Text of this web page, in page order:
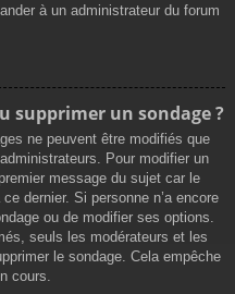
à un administrateur du forum
supprimer un sondage ?
ne peuvent être modifiés que
Pour modifier un
message du sujet car le
dernier. Si personne n’a encore
ou de modifier ses options.
seuls les modérateurs et les
le sondage. Cela empêche
cours.